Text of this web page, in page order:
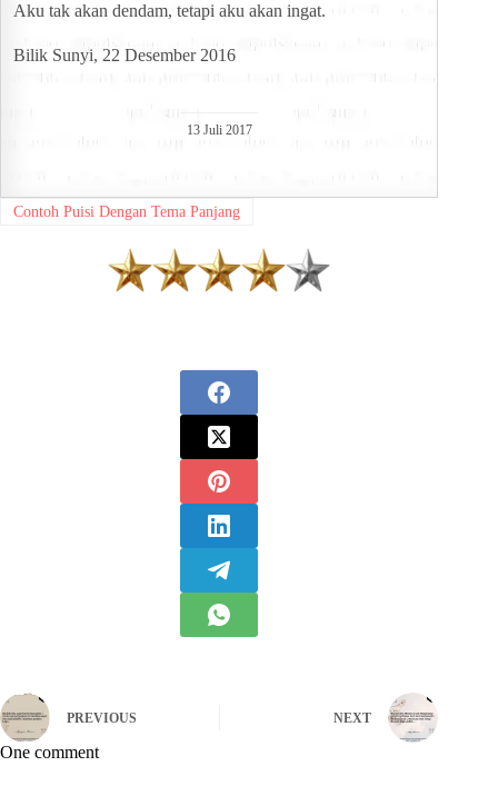
Aku tak akan dendam, tetapi aku akan ingat.
Bilik Sunyi, 22 Desember 2016
13 Juli 2017
Contoh Puisi Dengan Tema Panjang
PREVIOUS NEXT
One comment